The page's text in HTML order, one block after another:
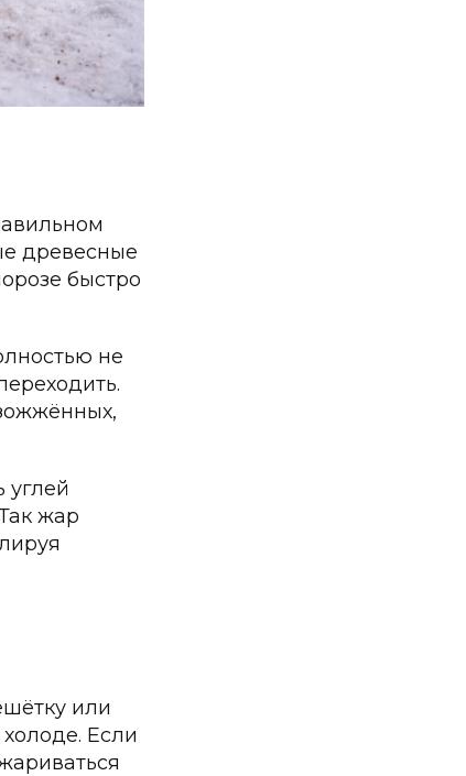
древесные
быстро
не
углей
жар
или
Если